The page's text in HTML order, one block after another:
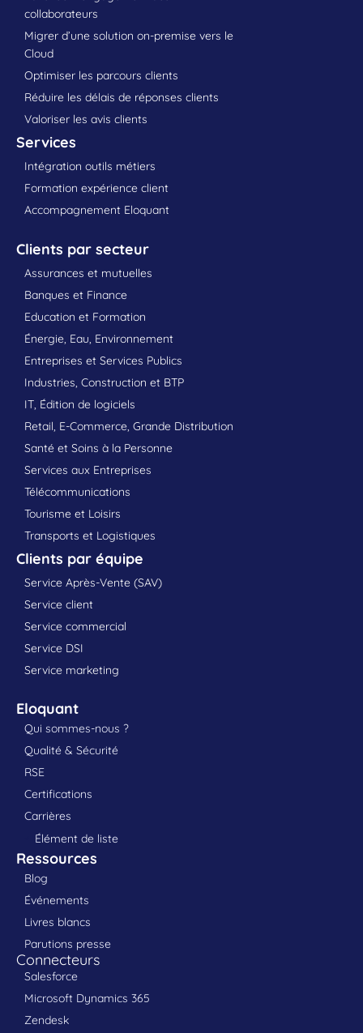
collaborateurs
Migrer d’une solution on-premise vers le
Cloud
Optimiser les parcours clients
Réduire les délais de réponses clients
Valoriser les avis clients
Services
Intégration outils métiers
Formation expérience client
Accompagnement Eloquant
Clients par secteur
Assurances et mutuelles
Banques et Finance
Education et Formation
Énergie, Eau, Environnement
Entreprises et Services Publics
Industries, Construction et BTP
IT, Édition de logiciels
Retail, E-Commerce, Grande Distribution
Santé et Soins à la Personne
Services aux Entreprises
Télécommunications
Tourisme et Loisirs
Transports et Logistiques
Clients par équipe
Service Après-Vente (SAV)
Service client
Service commercial
Service DSI
Service marketing
Eloquant
Qui sommes-nous ?
Qualité & Sécurité
RSE
Certifications
Carrières
Élément de liste
Ressources
Blog
Événements
Livres blancs
Parutions presse
Connecteurs
Salesforce
Microsoft Dynamics 365
Zendesk